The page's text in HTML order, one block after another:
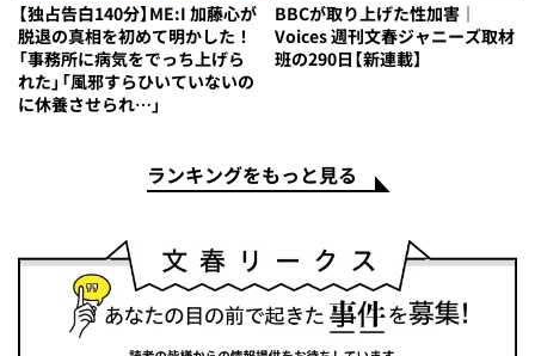
【独占告白140分】ME:I 加藤心が
脱退の真相を初めて明かした！
「事務所に病気をでっち上げら
れた」「風邪すらひいていないの
に休養させられ…」
BBCが取り上げた性加害｜
Voices 週刊文春ジャニーズ取材
班の290日【新連載】
ランキングをもっと見る